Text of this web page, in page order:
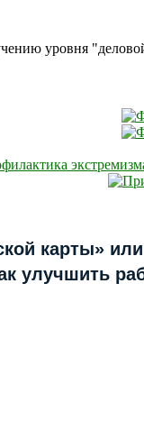
уровня
карты» или
улучшить